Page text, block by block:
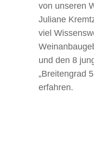
von unseren
Juliane
viel
und den 8
„Breitengrad
erfahren.